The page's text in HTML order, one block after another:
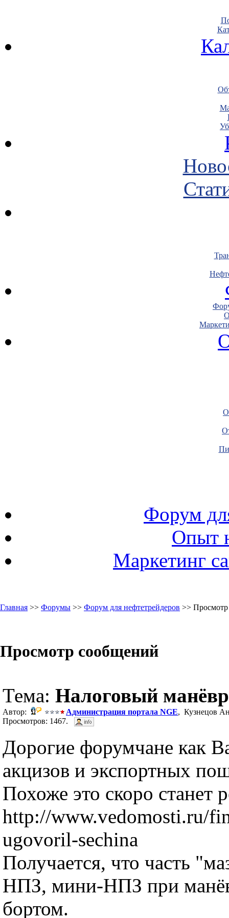
Форум
Опыт
Маркетинг
Главная >> Форумы >> Форум для нефтетрейдеров >>
Просмотр сообщений
Тема: Налоговый
Автор: Администрация портала NGE, Кузнецов
Просмотров: 1467.
Дорогие форумчане как
акцизов и экспортных
Похоже это скоро станет
http://www.vedomosti.ru/
ugovoril-sechina
Получается, что часть
НПЗ, мини-НПЗ при
бортом.